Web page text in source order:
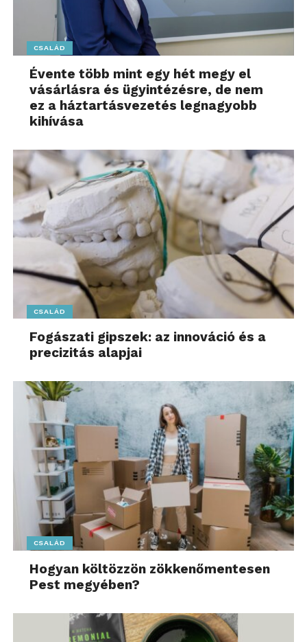
CSALÁD
Évente több mint egy hét megy el
vásárlásra és ügyintézésre, de nem
ez a háztartásvezetés legnagyobb
kihívása
CSALÁD
Fogászati gipszek: az innováció és a
precizitás alapjai
CSALÁD
Hogyan költözzön zökkenőmentesen
Pest megyében?